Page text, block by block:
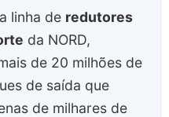
linha de redutores
da NORD,
de 20 milhões de
de saída que
de milhares de